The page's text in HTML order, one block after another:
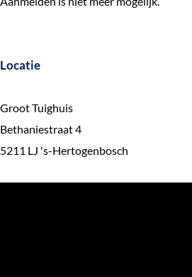
Locatie
Groot Tuighuis
Bethaniestraat 4
5211 LJ 's-Hertogenbosch